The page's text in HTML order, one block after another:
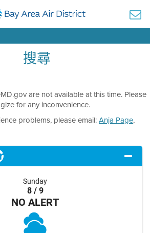
搜尋
are not available at this time. Please
for any inconvenience.
problems, please email:Anja Page,
Sunday
8 / 9
NO ALERT